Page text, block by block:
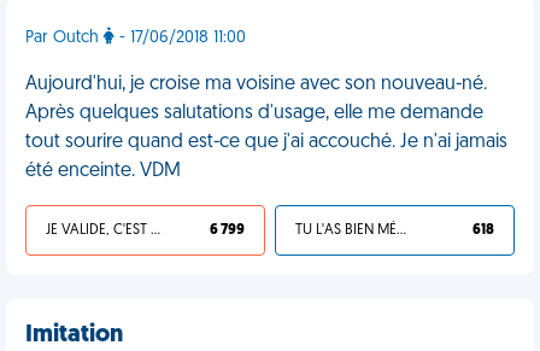
Par Outch - 17/06/2018 11:00
Aujourd'hui, je croise ma voisine avec son nouveau-né.
Après quelques salutations d'usage, elle me demande
tout sourire quand est-ce que j'ai accouché. Je n'ai jamais
été enceinte. VDM
JE VALIDE, C'EST UNE VDM 6 799 TU L'AS BIEN MÉRITÉ 618
Imitation